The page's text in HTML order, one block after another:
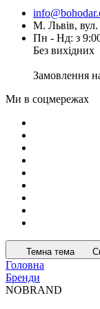
М. Львів,
Пн - Нд: з
Без вихідних
Замовлення
Ми в соцмережах
Темна тема
Головна
Бренди
NOBRAND